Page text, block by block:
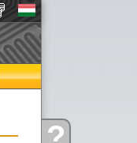
Kérdése